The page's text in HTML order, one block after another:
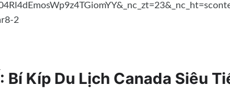
Bí Kíp Du Lịch Canada Siêu